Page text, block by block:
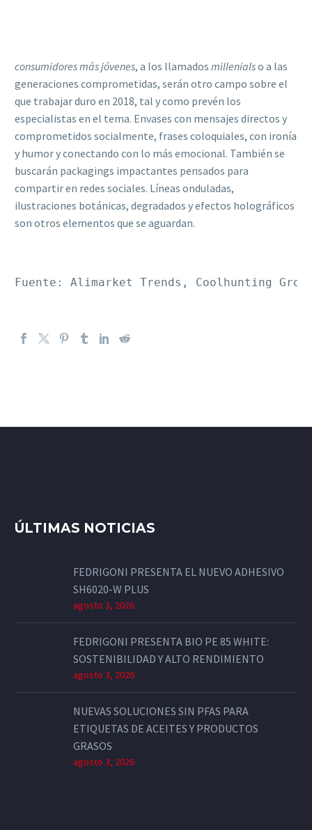
consumidores más jóvenes, a los llamados millenialso a las
generaciones comprometidas, serán otro campo sobre el
que trabajar duro en 2018, tal y como prevén los
especialistas en el tema. Envases con mensajes directos y
comprometidos socialmente, frases coloquiales, con ironía
y humor y conectando con lo más emocional. También se
buscarán packagings impactantes pensados para
compartir en redes sociales. Líneas onduladas,
ilustraciones botánicas, degradados y efectos holográficos
son otros elementos que se aguardan.
Fuente: Alimarket Trends, Coolhunting
ÚLTIMAS NOTICIAS
FEDRIGONI PRESENTA EL NUEVO ADHESIVO
SH6020-W PLUS
agosto 3, 2026
FEDRIGONI PRESENTA BIO PE 85 WHITE:
SOSTENIBILIDAD Y ALTO RENDIMIENTO
agosto 3, 2026
NUEVAS SOLUCIONES SIN PFAS PARA
ETIQUETAS DE ACEITES Y PRODUCTOS
GRASOS
agosto 3, 2026